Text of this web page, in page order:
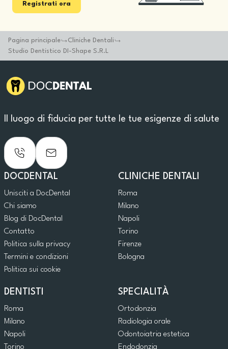
Registrati ora
Pagina principale
Cliniche Dentali
Studio Dentistico DI-Shape S.R.L
Il luogo di fiducia per tutte le tue esigenze di salute
DOCDENTAL
Unisciti a DocDental
Chi siamo
Blog di DocDental
Contatto
Politica sulla privacy
Termini e condizioni
Politica sui cookie
CLINICHE DENTALI
Roma
Milano
Napoli
Torino
Firenze
Bologna
DENTISTI
Roma
Milano
Napoli
Torino
SPECIALITÀ
Ortodonzia
Radiologia orale
Odontoiatria estetica
Endodonzia